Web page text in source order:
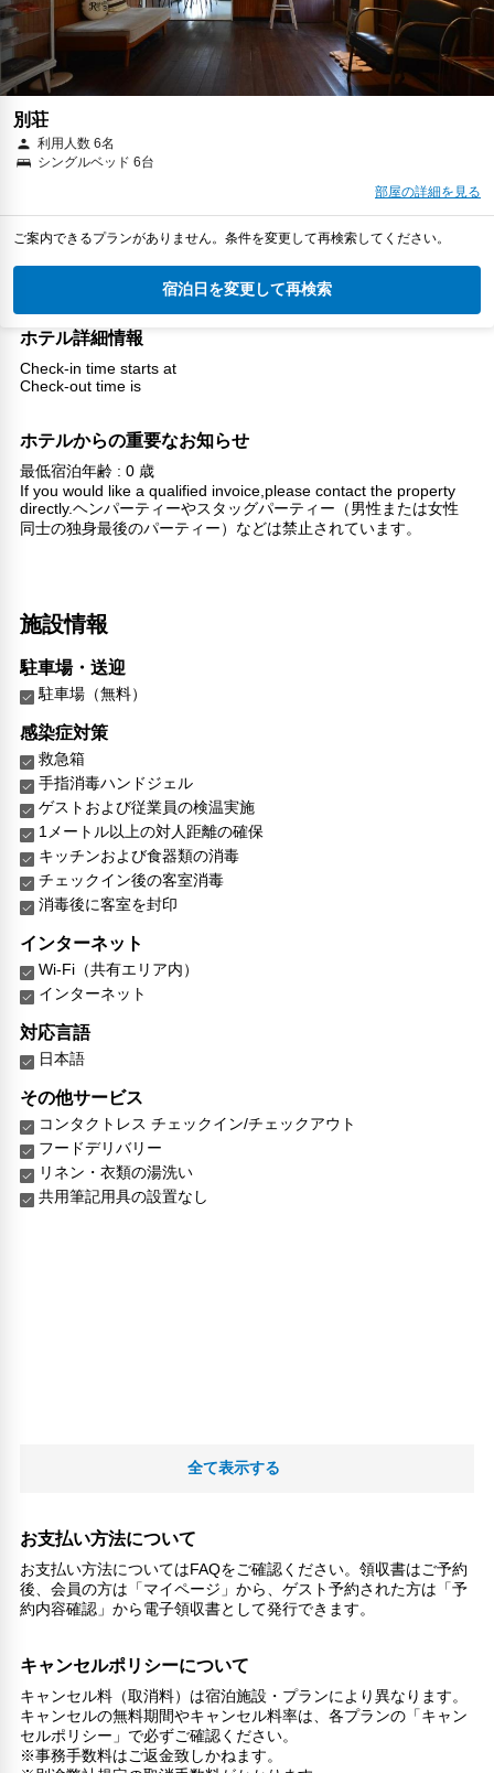
別荘
利用人数 6名
シングルベッド 6台
部屋の詳細を見る
ご案内できるプランがありません。条件を変更して再検索してください。
宿泊日を変更して再検索
ホテル詳細情報
Check-in time starts at
Check-out time is
ホテルからの重要なお知らせ
最低宿泊年齢 : 0 歳
If you would like a qualified invoice,please contact the property
directly.ヘンパーティーやスタッグパーティー（男性または女性
同士の独身最後のパーティー）などは禁止されています。
施設情報
駐車場・送迎
駐車場（無料）
感染症対策
救急箱
手指消毒ハンドジェル
ゲストおよび従業員の検温実施
1メートル以上の対人距離の確保
キッチンおよび食器類の消毒
チェックイン後の客室消毒
消毒後に客室を封印
インターネット
Wi-Fi（共有エリア内）
インターネット
対応言語
日本語
その他サービス
コンタクトレス チェックイン/チェックアウト
フードデリバリー
リネン・衣類の湯洗い
共用筆記用具の設置なし
全て表示する
お支払い方法について
お支払い方法についてはFAQをご確認ください。領収書はご予約
後、会員の方は「マイページ」から、ゲスト予約された方は「予
約内容確認」から電子領収書として発行できます。
キャンセルポリシーについて
キャンセル料（取消料）は宿泊施設・プランにより異なります。
キャンセルの無料期間やキャンセル料率は、各プランの「キャン
セルポリシー」で必ずご確認ください。
※事務手数料はご返金致しかねます。